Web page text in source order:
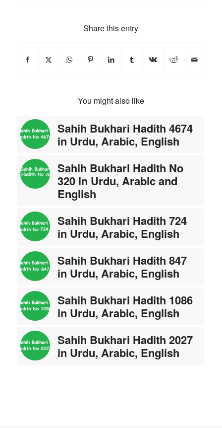
Share this entry
You might also like
Sahih Bukhari Hadith 4674
in Urdu, Arabic, English
Sahih Bukhari Hadith No
320 in Urdu, Arabic and
English
Sahih Bukhari Hadith 724
in Urdu, Arabic, English
Sahih Bukhari Hadith 847
in Urdu, Arabic, English
Sahih Bukhari Hadith 1086
in Urdu, Arabic, English
Sahih Bukhari Hadith 2027
in Urdu, Arabic, English